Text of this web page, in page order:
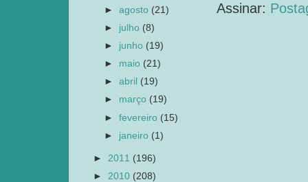
Assinar:
►agosto (21)
► julho (8)
► junho (19)
► maio (21)
►abril (19)
► março (19)
►fevereiro (15)
► janeiro (1)
► 2011 (196)
► 2010 (208)